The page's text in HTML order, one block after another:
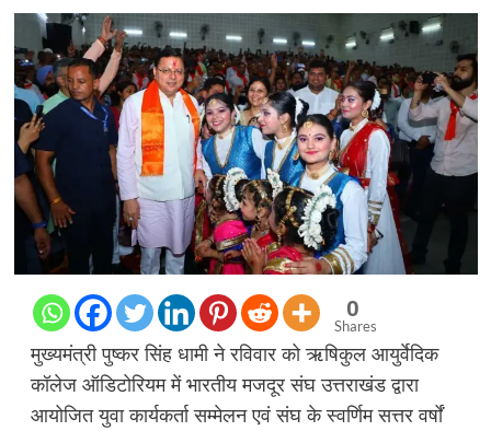
0
Shares
मुख्यमंत्री पुष्कर सिंह धामी ने रविवार को ऋषिकुल आयुर्वेदिक
कॉलेज ऑडिटोरियम में भारतीय मजदूर संघ उत्तराखंड द्वारा
आयोजित युवा कार्यकर्ता सम्मेलन एवं संघ के स्वर्णिम सत्तर वर्षों